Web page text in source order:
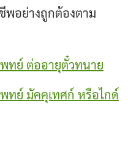
พอย่างถูกต้องตาม
ทย์ ต่ออายุตั๋วทนาย
ทย์ มัคคุเทศก์ หรือไกด์